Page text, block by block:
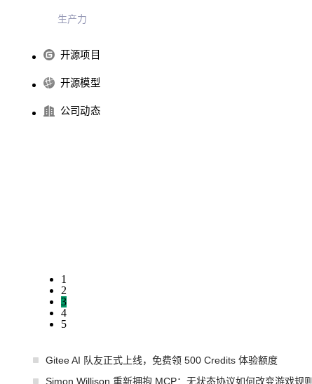
生产力
开源项目
开源模型
公司动态
1
2
3
4
5
Gitee AI 队友正式上线，免费领 500 Credits 体验额度
Simon Willison 重新拥抱 MCP：无状态协议如何改变游戏规则